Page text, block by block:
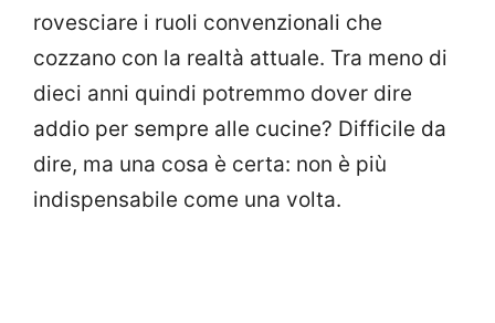
rovesciare i ruoli convenzionali che
cozzano con la realtà attuale. Tra meno di
dieci anni quindi potremmo dover dire
addio per sempre alle cucine? Difficile da
dire, ma una cosa è certa: non è più
indispensabile come una volta.